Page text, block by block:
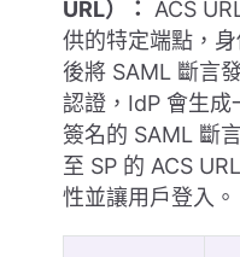
URL）： ACS
供的特定端點，
後將 SAML 斷言
認證，IdP 會生成
簽名的 SAML 斷
至 SP 的 ACS
性並讓用戶登入。